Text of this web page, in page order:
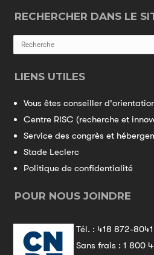
RECHERCHER DANS LE
LIENS UTILES
Vous êtes conseiller
Centre RISC (recherche et
Service des congrès et
Stade Leclerc
Politique de confidentialité
POUR NOUS JOINDRE
Tél. : 418 872-8041
Sans frais :1 800